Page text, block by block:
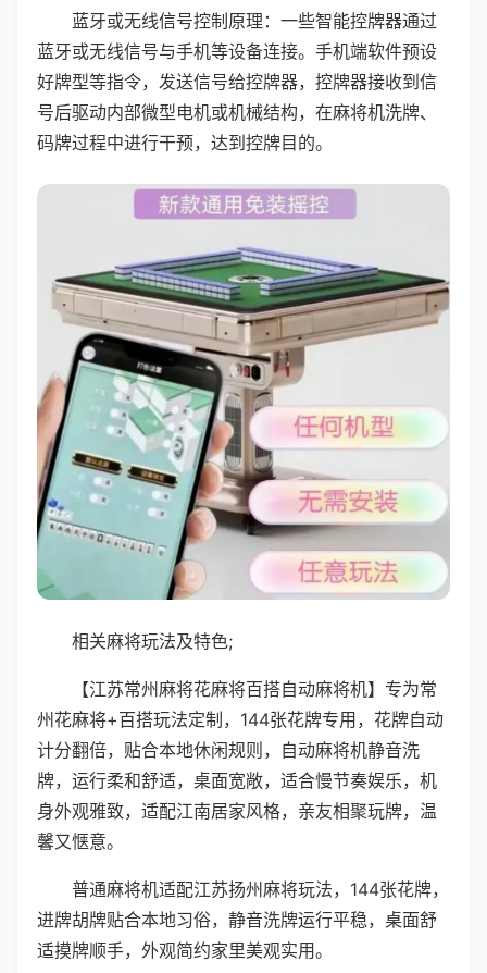
蓝牙或无线信号控制原理：一些智能控牌器通过
蓝牙或无线信号与手机等设备连接。手机端软件预设
好牌型等指令，发送信号给控牌器，控牌器接收到信
号后驱动内部微型电机或机械结构，在麻将机洗牌、
码牌过程中进行干预，达到控牌目的。
相关麻将玩法及特色;
【江苏常州麻将花麻将百搭自动麻将机】专为常
州花麻将+百搭玩法定制，144张花牌专用，花牌自动
计分翻倍，贴合本地休闲规则，自动麻将机静音洗
牌，运行柔和舒适，桌面宽敞，适合慢节奏娱乐，机
身外观雅致，适配江南居家风格，亲友相聚玩牌，温
馨又惬意。
普通麻将机适配江苏扬州麻将玩法，144张花牌，
进牌胡牌贴合本地习俗，静音洗牌运行平稳，桌面舒
适摸牌顺手，外观简约家里美观实用。